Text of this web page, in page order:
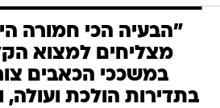
"הבעיה הכי חמורה
מצליחים למצוא
במשככי הכאבים
בתדירות הולכת ועולה,